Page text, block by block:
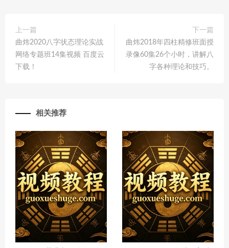
上一篇
曲炜2020八字状态理论实战
网络专题班14集视频 百度云
下载！
下一篇
曲炜2018年四柱精修班面授
录像60集26个小时，讲解八
字各种理论和技巧。
相关推荐